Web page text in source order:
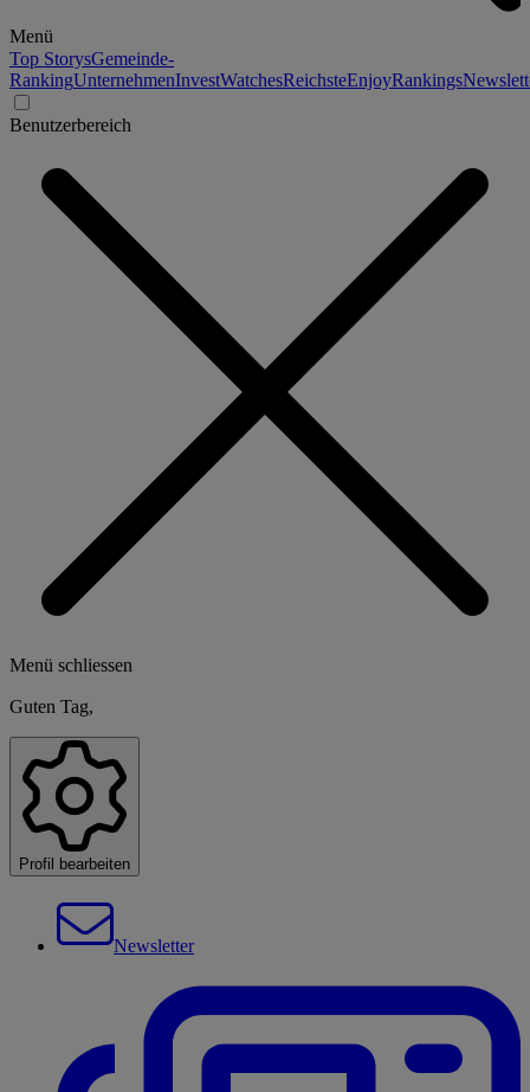
Menü
Top StorysGemeinde-
RankingUnternehmenInvestWatchesReichsteEnjoyRankings
Benutzerbereich
Menü schliessen
Guten Tag,
Profil bearbeiten
Newsletter